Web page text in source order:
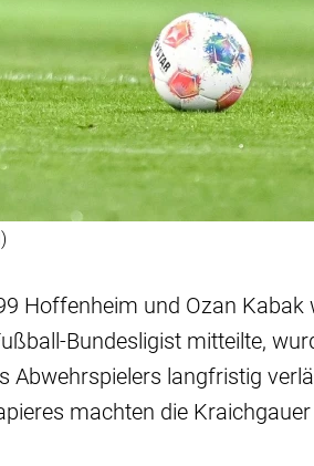
Hoffenheim und Ozan Kabak
Bundesligist mitteilte,
Abwehrspielers langfristig
machten die